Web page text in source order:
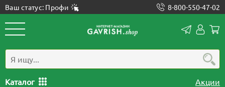
Ваш статус: Профи 8-800-550-47-02
Каталог Акции